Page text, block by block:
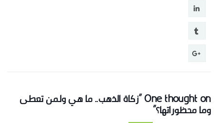
One thought on “زكاة الذهب.. ما هي ولمن تعطى
وما محظوراتها؟”